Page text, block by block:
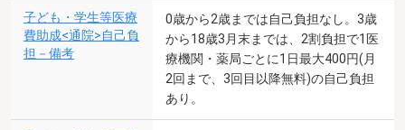
子ども・学生等医療
費助成<通院>自己負
担－備考
0歳から2歳までは自己負担なし。3歳
から18歳3月末までは、2割負担で1医
療機関・薬局ごとに1日最大400円(月
2回まで、3回目以降無料)の自己負担
あり。